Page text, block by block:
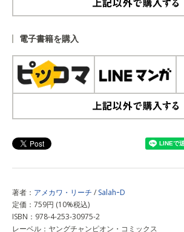
電子書籍を購入
著者： アメカワ・リーチ / SalahｰD
定価：759円 (10%税込)
ISBN：978-4-253-30975-2
レーベル：ヤングチャンピオン・コミックス